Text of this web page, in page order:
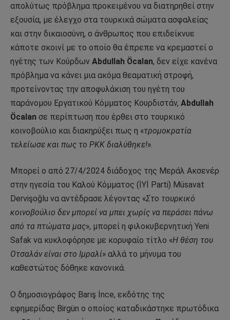
απολύτως πρόβλημα προκειμένου να διατηρηθεί στην
εξουσία, με έλεγχο στα τουρκικά σώματα ασφαλείας
και στην δικαιοσύνη, ο άνθρωπος που επιδείκνυε
κάποτε σκοινί με το οποίο θα έπρεπε να κρεμαστεί ο
ηγέτης των Κούρδων Abdullah Öcalan, δεν είχε κανένα
πρόβλημα να κάνει μια ακόμα θεαματική στροφή,
προτείνοντας την αποφυλάκιση του ηγέτη του
παράνομου Εργατικού Κόμματος Κουρδιστάν, Abdullah
Öcalan σε περίπτωση που έρθει στο τουρκικό
κοινοβούλιο και διακηρύξει πως η «τρομοκρατία
τελείωσε και πως το PKK διαλύθηκε!».
Μπορεί ο από 27/4/2024 διάδοχος της Μεράλ Ακσενέρ
στην ηγεσία του Καλού Κόμματος (İYİ Parti) Müsavat
Dervişoğlu να αντέδρασε λέγοντας «Στο τουρκικό
κοινοβούλιο δεν μπορεί να μπει χωρίς να περάσει πάνω
από τα πτώματα μας», μπορεί η φιλοκυβερνητική Yeni
Safak να κυκλοφόρησε με κορυφαίο τίτλο «Η θέση του
Οτσαλάν είναι στο Ιμραλί» αλλά το μήνυμα του
καθεστώτος δόθηκε κανονικά.
Ο δημοσιογράφος Barış İnce, εκδότης της
εφημερίδας Birgün ο οποίος καταδικάστηκε πρωτόδικα